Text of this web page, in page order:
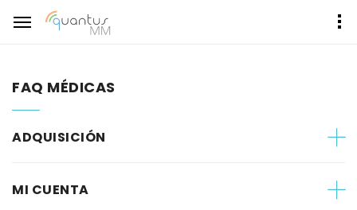
FAQ MÉDICAS
ADQUISICIÓN
MI CUENTA